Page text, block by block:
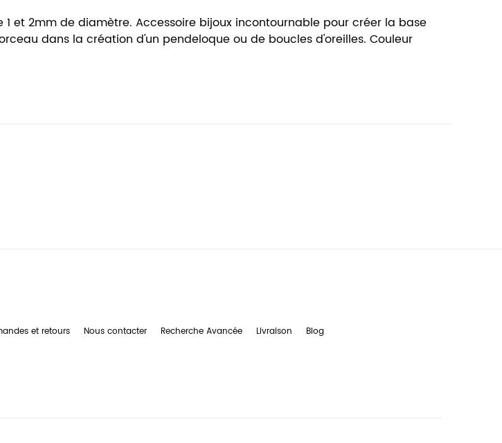
et 2mm de diamètre. Accessoire bijoux incontournable pour créer la base
dans la création d'un pendeloque ou de boucles d'oreilles. Couleur
et retours Nous contacter Recherche Avancée Livraison Blog